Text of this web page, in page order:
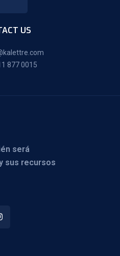
US
877 0015
será
sus recursos